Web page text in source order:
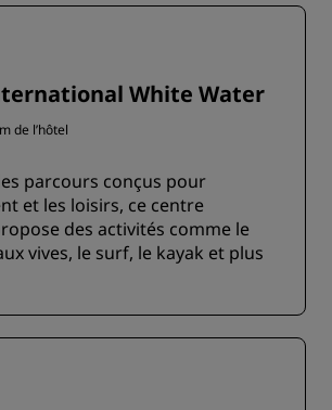
White Water
de l’hôtel
parcours conçus pour
et les loisirs, ce centre
des activités comme le
vives, le surf, le kayak et plus